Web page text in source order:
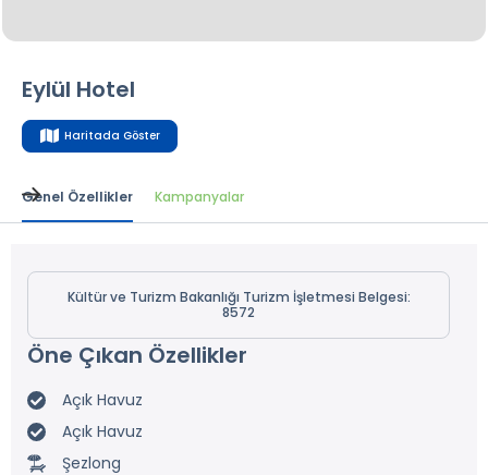
Eylül Hotel
Haritada Göster
Genel Özellikler Kampanyalar
Kültür ve Turizm Bakanlığı Turizm İşletmesi Belgesi:
8572
Öne Çıkan Özellikler
Açık Havuz
Açık Havuz
Şezlong